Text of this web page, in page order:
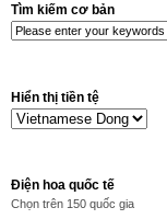
Tìm kiếm cơ bản
Hiển thị tiền tệ
Điện hoa quốc tế
Chọn trên 150 quốc gia